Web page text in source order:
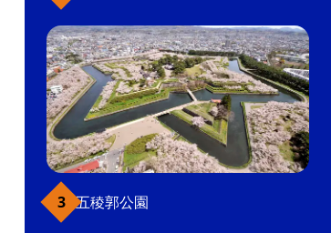
五稜郭公園